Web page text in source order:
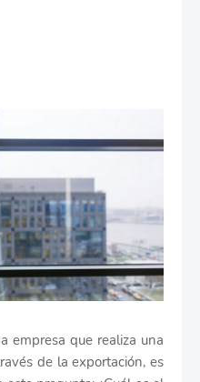
empresa que realiza una
de la exportación, es